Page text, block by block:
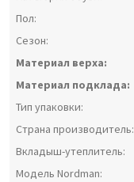
Пол:
Сезон:
Материал верха:
Материал подклада:
Тип упаковки:
Страна производитель:
Вкладыш-утеплитель:
Модель Nordman: